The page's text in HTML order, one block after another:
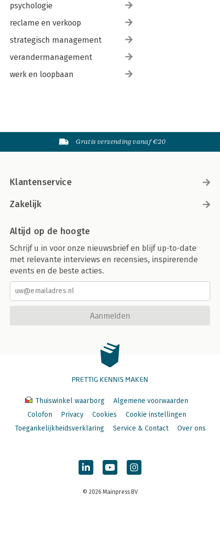
psychologie
reclame en verkoop
strategisch management
verandermanagement
werk en loopbaan
Gratis verzending vanaf €20
Klantenservice
Zakelijk
Altijd op de hoogte
Schrijf u in voor onze nieuwsbrief en blijf up-to-date
met relevante interviews en recensies, inspirerende
events en de beste acties.
Aanmelden
PRETTIG KENNIS MAKEN
Thuiswinkel waarborg
Algemene voorwaarden
Colofon
Privacy Cookies
Cookie instellingen
Toegankelijkheidsverklaring
Service & Contact Over ons
© 2026 Mainpress BV